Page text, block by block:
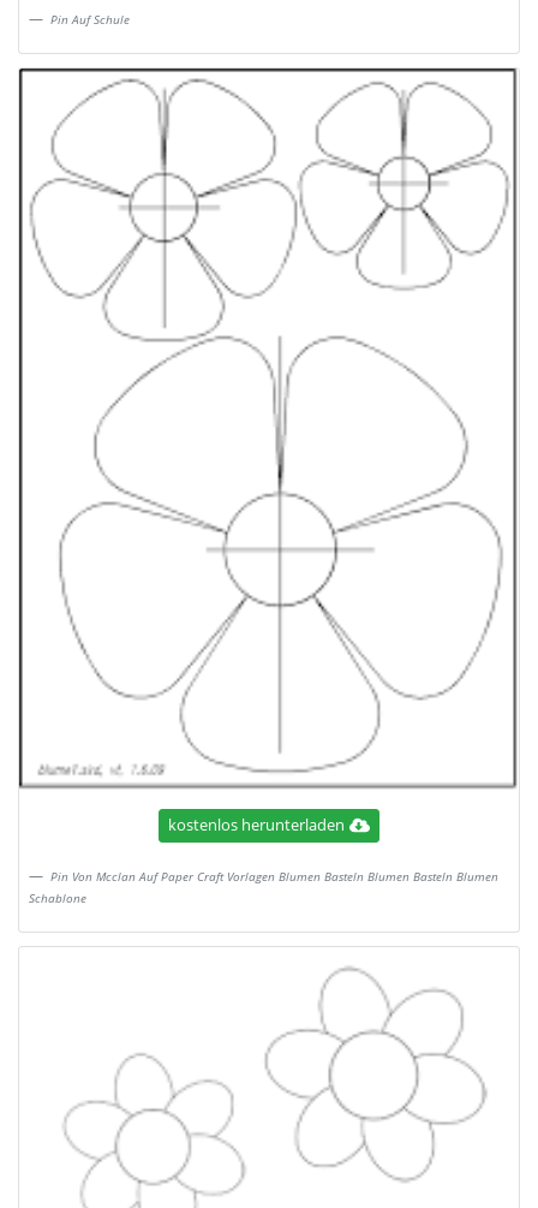
Pin Auf Schule
kostenlos herunterladen
Pin Von Mcclan Auf Paper Craft Vorlagen Blumen Basteln Blumen Basteln Blumen
Schablone